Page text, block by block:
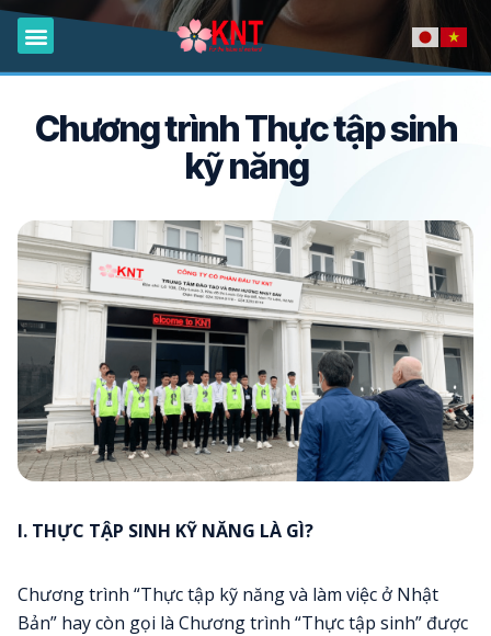
Chương trình Thực tập sinh
kỹ năng
I. THỰC TẬP SINH KỸ NĂNG LÀ GÌ?
Chương trình “Thực tập kỹ năng và làm việc ở Nhật
Bản” hay còn gọi là Chương trình “Thực tập sinh” được